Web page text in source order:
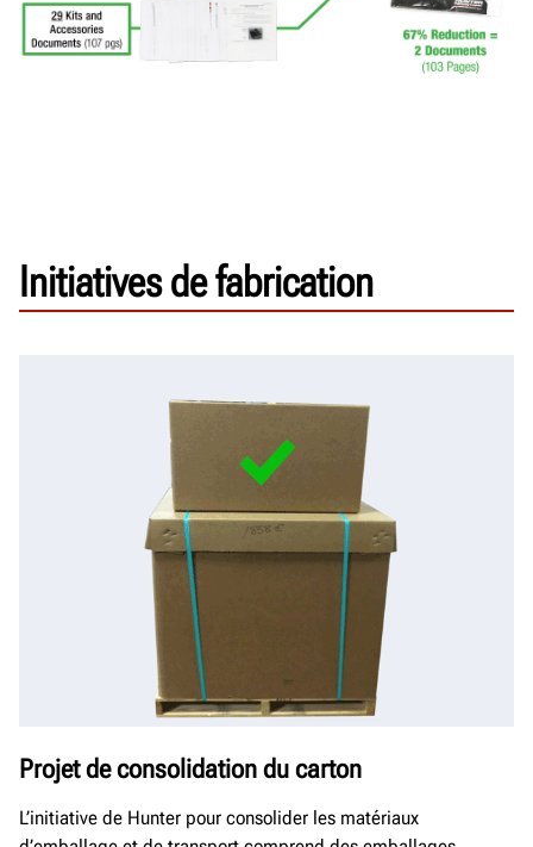
Initiatives de fabrication
Projet de consolidation du carton
L’initiative de Hunter pour consolider les matériaux